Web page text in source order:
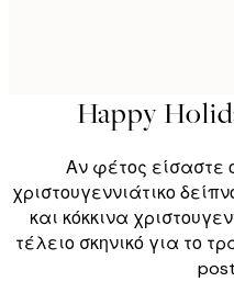
Happy
Αν φέτος είσαστε
χριστουγεννιάτικο
και κόκκινα
τέλειο σκηνικό για το